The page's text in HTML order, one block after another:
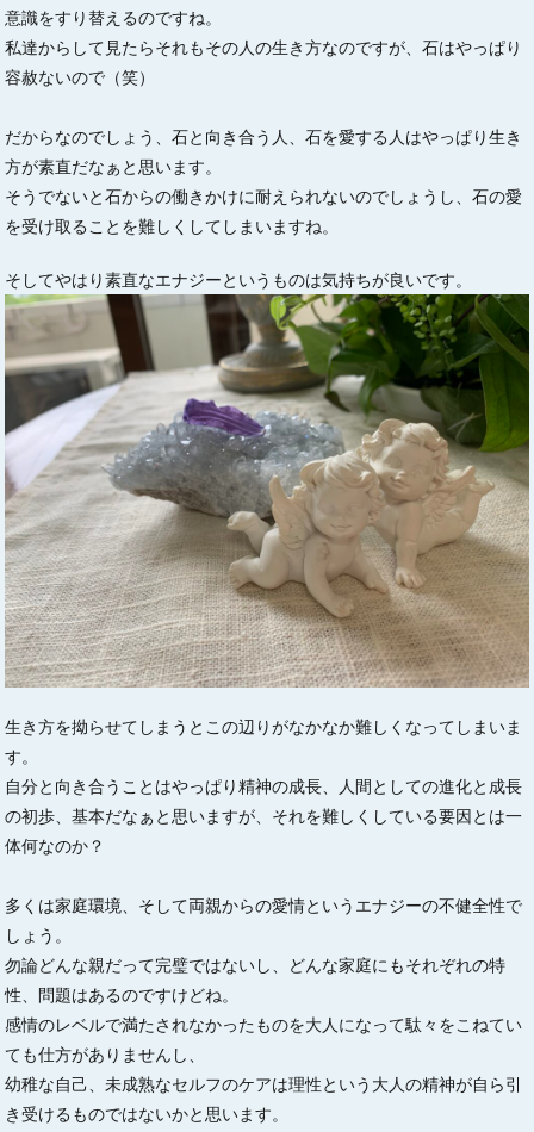
意識をすり替えるのですね。
私達からして見たらそれもその人の生き方なのですが、石はやっぱり
容赦ないので（笑）
だからなのでしょう、石と向き合う人、石を愛する人はやっぱり生き
方が素直だなぁと思います。
そうでないと石からの働きかけに耐えられないのでしょうし、石の愛
を受け取ることを難しくしてしまいますね。
そしてやはり素直なエナジーというものは気持ちが良いです。
生き方を拗らせてしまうとこの辺りがなかなか難しくなってしまいま
す。
自分と向き合うことはやっぱり精神の成長、人間としての進化と成長
の初歩、基本だなぁと思いますが、それを難しくしている要因とは一
体何なのか？
多くは家庭環境、そして両親からの愛情というエナジーの不健全性で
しょう。
勿論どんな親だって完璧ではないし、どんな家庭にもそれぞれの特
性、問題はあるのですけどね。
感情のレベルで満たされなかったものを大人になって駄々をこねてい
ても仕方がありませんし、
幼稚な自己、未成熟なセルフのケアは理性という大人の精神が自ら引
き受けるものではないかと思います。